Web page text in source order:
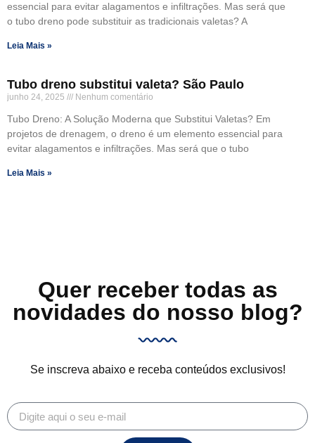
essencial para evitar alagamentos e infiltrações. Mas será que
o tubo dreno pode substituir as tradicionais valetas? A
Leia Mais »
Tubo dreno substitui valeta? São Paulo
junho 24, 2025 Nenhum comentário
Tubo Dreno: A Solução Moderna que Substitui Valetas? Em
projetos de drenagem, o dreno é um elemento essencial para
evitar alagamentos e infiltrações. Mas será que o tubo
Leia Mais »
Quer receber todas as
novidades do nosso blog?
Se inscreva abaixo e receba conteúdos exclusivos!